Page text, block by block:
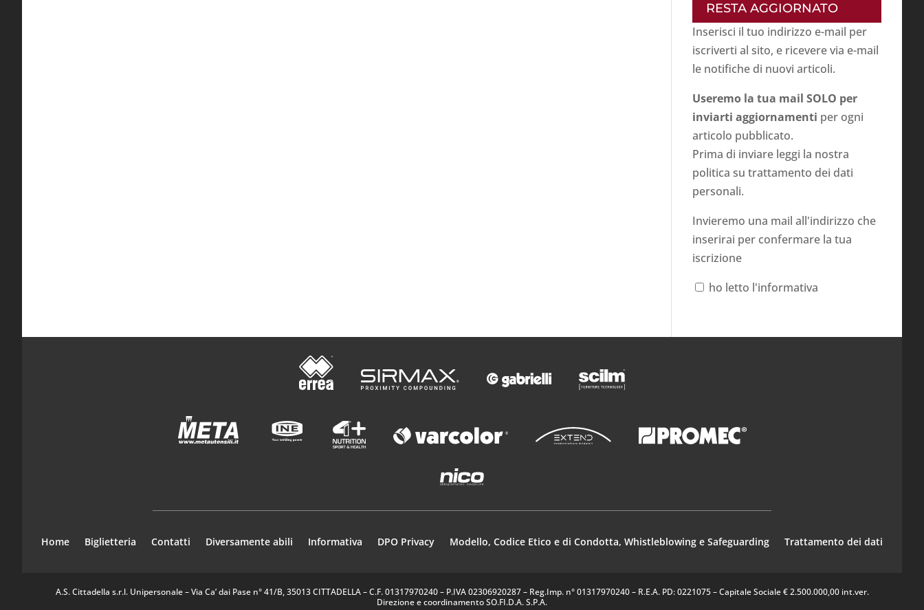
RESTA AGGIORNATO
Inserisci il tuo indirizzo e-mail per
iscriverti al sito, e ricevere via e-mail
le notifiche di nuovi articoli.
Useremo la tua mail SOLO per
inviarti aggiornamenti per ogni
articolo pubblicato.
Prima di inviare leggi la nostra
politica su trattamento dei dati
personali.
Invieremo una mail all'indirizzo che
inserirai per confermare la tua
iscrizione
ho letto l'informativa
Home Biglietteria Contatti Diversamente abili Informativa DPO Privacy Modello, Codice Etico e di Condotta, Whistleblowing e Safeguarding Trattamento dei dati
A.S. Cittadella s.r.l. Unipersonale – Via Ca’ dai Pase n° 41/B, 35013 CITTADELLA – C.F. 01317970240 – P.IVA 02306920287 – Reg.Imp. n° 01317970240 – R.E.A. PD: 0221075 – Capitale Sociale € 2.500.000,00 int.ver.
Direzione e coordinamento SO.FI.D.A. S.P.A.